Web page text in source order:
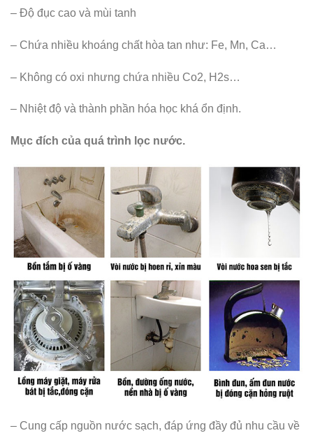
– Độ đục cao và mùi tanh
– Chứa nhiều khoáng chất hòa tan như: Fe, Mn, Ca…
– Không có oxi nhưng chứa nhiều Co2, H2s…
– Nhiệt độ và thành phần hóa học khá ổn định.
Mục đích của quá trình lọc nước.
– Cung cấp nguồn nước sạch, đáp ứng đầy đủ nhu cầu về